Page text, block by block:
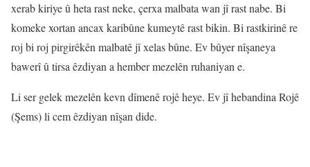
xerab kiriye û heta rast neke, çerxa malbata wan jî rast nabe. Bi
komeke xortan ancax karibûne kumeytê rast bikin. Bi rastkirinê re
roj bi roj pirgirêkên malbatê jî xelas bûne. Ev bûyer nîşaneya
bawerî û tirsa êzdiyan a hember mezelên ruhaniyan e.
Li ser gelek mezelên kevn dîmenê rojê heye. Ev jî hebandina Rojê
(Şems) li cem êzdiyan nîşan dide.